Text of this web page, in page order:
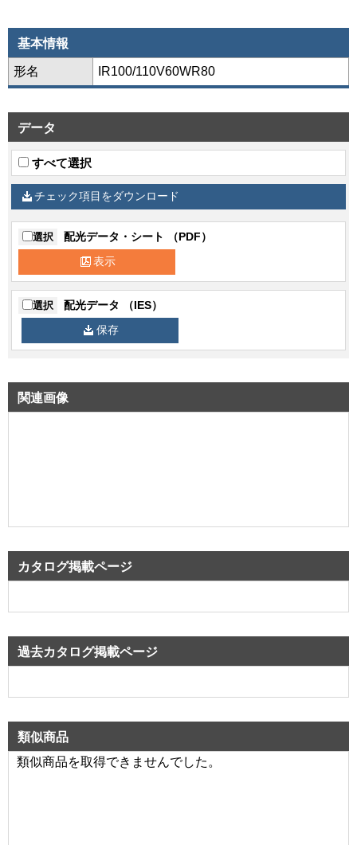
基本情報
形名 IR100/110V60WR80
データ
すべて選択
チェック項目をダウンロード
選択 配光データ・シート （PDF）
表示
選択 配光データ （IES）
保存
関連画像
カタログ掲載ページ
過去カタログ掲載ページ
類似商品
類似商品を取得できませんでした。